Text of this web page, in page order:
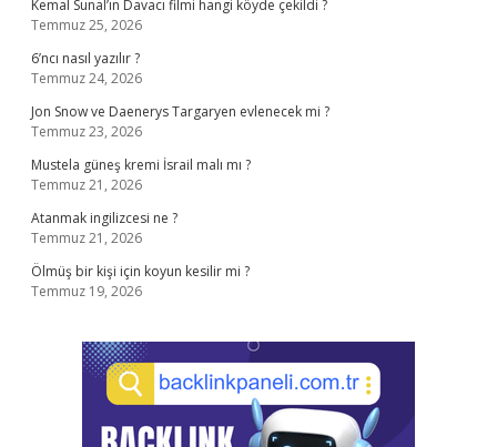
Kemal Sunal’ın Davacı filmi hangi köyde çekildi ?
Temmuz 25, 2026
6’ncı nasıl yazılır ?
Temmuz 24, 2026
Jon Snow ve Daenerys Targaryen evlenecek mi ?
Temmuz 23, 2026
Mustela güneş kremi İsrail malı mı ?
Temmuz 21, 2026
Atanmak ingilizcesi ne ?
Temmuz 21, 2026
Ölmüş bir kişi için koyun kesilir mi ?
Temmuz 19, 2026